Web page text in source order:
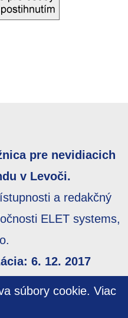
súbory cookie. Viac
pre nevidiacich
v Levoči.
a redakčný
ELET systems,
6. 12. 2017